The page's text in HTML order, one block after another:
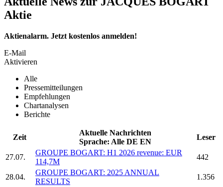
Aktie
Aktienalarm. Jetzt kostenlos anmelden!
E-Mail
Aktivieren
Alle
Pressemitteilungen
Empfehlungen
Chartanalysen
Berichte
Zeit
Aktuelle Nachrichten
Sprache: Alle DE EN
Leser
27.07.
GROUPE BOGART: H1 2026 revenue: EUR
114,7M
442
28.04.
GROUPE BOGART: 2025 ANNUAL
RESULTS
1.356